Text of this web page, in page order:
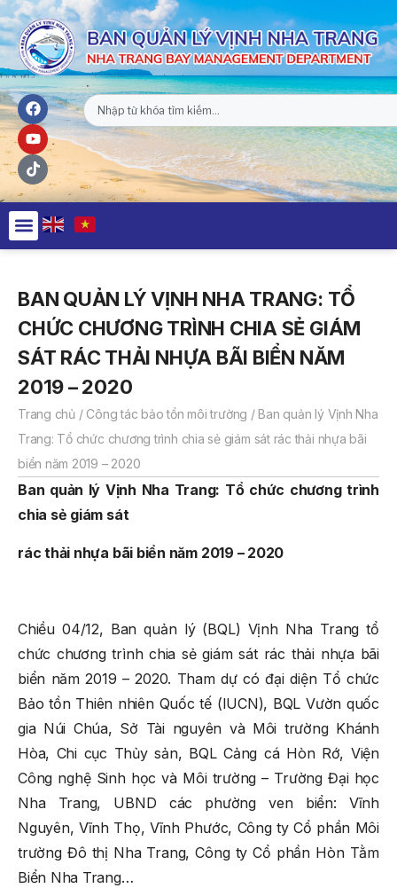
BAN QUẢN LÝ VỊNH NHA TRANG: TỔ
CHỨC CHƯƠNG TRÌNH CHIA SẺ GIÁM
SÁT RÁC THẢI NHỰA BÃI BIỂN NĂM
2019 – 2020
Trang chủ / Công tác bảo tồn môi trường / Ban quản lý Vịnh Nha
Trang: Tổ chức chương trình chia sẻ giám sát rác thải nhựa bãi
biển năm 2019 – 2020
Ban quản lý Vịnh Nha Trang: Tổ chức chương trình
chia sẻ giám sát
rác thải nhựa bãi biển năm 2019 – 2020
Chiều 04/12, Ban quản lý (BQL) Vịnh Nha Trang tổ
chức chương trình chia sẻ giám sát rác thải nhựa bãi
biển năm 2019 – 2020. Tham dự có đại diện Tổ chức
Bảo tồn Thiên nhiên Quốc tế (IUCN), BQL Vườn quốc
gia Núi Chúa, Sở Tài nguyên và Môi trường Khánh
Hòa, Chi cục Thủy sản, BQL Cảng cá Hòn Rớ, Viện
Công nghệ Sinh học và Môi trường – Trường Đại học
Nha Trang, UBND các phường ven biển: Vĩnh
Nguyên, Vĩnh Thọ, Vĩnh Phước, Công ty Cổ phần Môi
trường Đô thị Nha Trang, Công ty Cổ phần Hòn Tằm
Biển Nha Trang…